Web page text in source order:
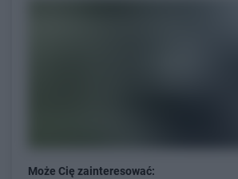
Może Cię zainteresować: